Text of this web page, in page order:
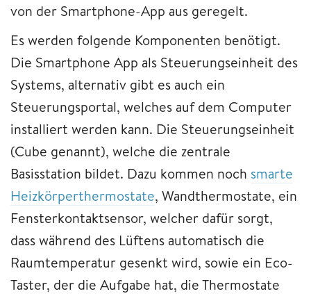
von der Smartphone-App aus geregelt.
Es werden folgende Komponenten benötigt.
Die Smartphone App als Steuerungseinheit des
Systems, alternativ gibt es auch ein
Steuerungsportal, welches auf dem Computer
installiert werden kann. Die Steuerungseinheit
(Cube genannt), welche die zentrale
Basisstation bildet. Dazu kommen noch smarte
Heizkörperthermostate, Wandthermostate, ein
Fensterkontaktsensor, welcher dafür sorgt,
dass während des Lüftens automatisch die
Raumtemperatur gesenkt wird, sowie ein Eco-
Taster, der die Aufgabe hat, die Thermostate